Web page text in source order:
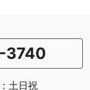
3740
土日祝